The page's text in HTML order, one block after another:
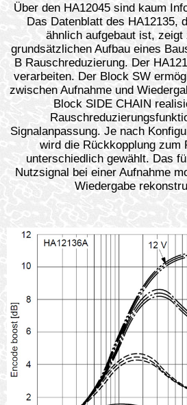
Über den HA12045 sind kaum
Das Datenblatt des HA12135,
ähnlich aufgebaut ist, zeigt
grundsätzlichen Aufbau eines
B Rauschreduzierung. Der
verarbeiten. Der Block SW
zwischen Aufnahme und
Block SIDE CHAIN
Signalanpassung. Je nach
wird die Rückkopplung zum
unterschiedlich gewählt. Das
Nutzsignal bei einer Aufnahme
Wiedergabe